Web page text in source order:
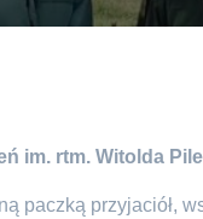
im. rtm. Witolda
paczką przyjaciół,